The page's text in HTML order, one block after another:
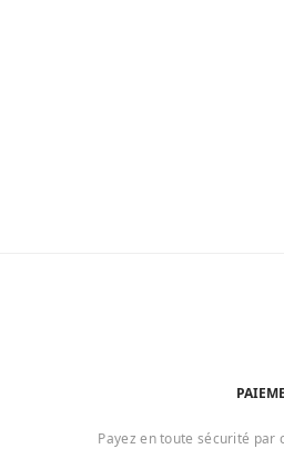
Payez en toute sécurité par